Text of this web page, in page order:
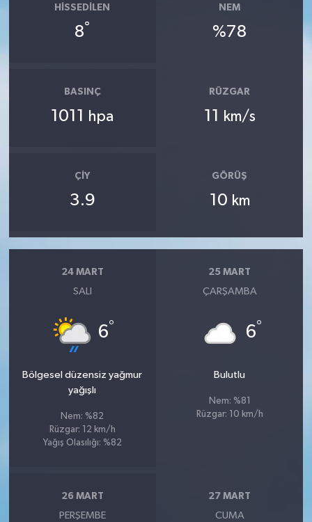
HISSEDILEN
8°
NEM
%78
BASINÇ
1011 hpa
RÜZGAR
11 km/s
ÇIY
3.9
GÖRÜŞ
10 km
24 MART
SALI
6°
Bölgesel düzensiz yağmur
yağışlı
Nem: %82
Rüzgar: 12 km/h
Yağış Olasılığı: %82
25 MART
ÇARŞAMBA
6°
Bulutlu
Nem: %81
Rüzgar: 10 km/h
26 MART
PERŞEMBE
27 MART
CUMA